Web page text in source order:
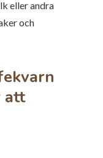
eller andra
och
att